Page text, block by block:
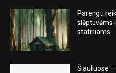
Parengti
slėptuvėms
statiniams
Šiauliuose